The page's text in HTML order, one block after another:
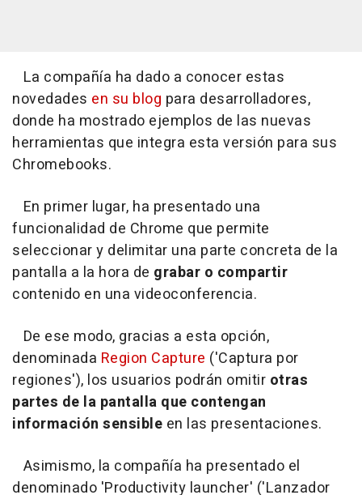
La compañía ha dado a conocer estas
novedades en su blog para desarrolladores,
donde ha mostrado ejemplos de las nuevas
herramientas que integra esta versión para sus
Chromebooks.
En primer lugar, ha presentado una
funcionalidad de Chrome que permite
seleccionar y delimitar una parte concreta de la
pantalla a la hora de grabar o compartir
contenido en una videoconferencia.
De ese modo, gracias a esta opción,
denominada Region Capture ('Captura por
regiones'), los usuarios podrán omitir otras
partes de la pantalla que contengan
información sensible en las presentaciones.
Asimismo, la compañía ha presentado el
denominado 'Productivity launcher' ('Lanzador